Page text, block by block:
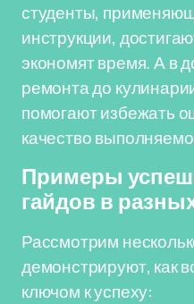
студенты,
инструкции,
экономят время. А в
ремонта до
помогают избежать
качество
Примеры
гайдов в
Рассмотрим
демонстрируют, как
ключом к успеху: